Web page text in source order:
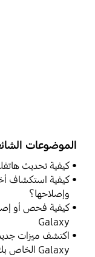
الموضوعات
كيفية تحديث
وإصلاحها؟
Galaxy
Galaxy الخاص بك